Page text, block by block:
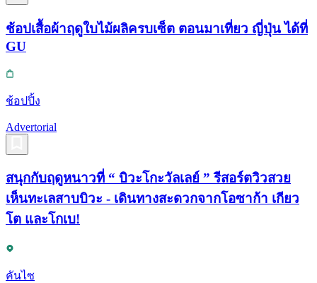
ช้อปเสื้อผ้าฤดูใบไม้ผลิครบเซ็ต ตอนมาเที่ยว ญี่ปุ่น ได้ที่
GU
ช้อปปิ้ง
Advertorial
สนุกกับฤดูหนาวที่ “ บิวะโกะวัลเลย์ ” รีสอร์ตวิวสวย
เห็นทะเลสาบบิวะ - เดินทางสะดวกจากโอซาก้า เกียว
โต และโกเบ!
คันไซ